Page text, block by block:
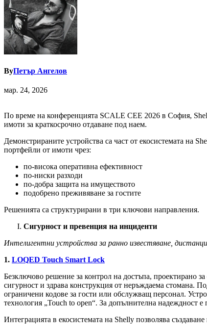
ByПетър Ангелов
мар. 24, 2026
По време на конференцията SCALE CEE 2026 в София,
имоти за краткосрочно отдаване под наем.
Демонстрираните устройства са част от екосистемата на
портфейли от имоти чрез:
по-висока оперативна ефективност
по-ниски разходи
по-добра защита на имуществото
подобрено преживяване за гостите
Решенията са структурирани в три ключови направления.
Сигурност и превенция на инциденти
Интелигентни устройства за ранно известяване,
1. LOQED Touch Smart Lock
Безключово решение за контрол на достъпа, проектирано
сигурност и здрава конструкция от неръждаема стомана.
ограничени кодове за гости или обслужващ персонал.
технология „Touch to open“. За допълнителна надеждност
Интеграцията в екосистемата на Shelly позволява